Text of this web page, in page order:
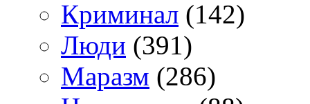
Криминал (142)
Люди (391)
Маразм (286)